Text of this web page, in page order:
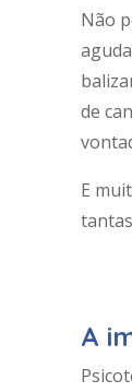
Não
de
E
A